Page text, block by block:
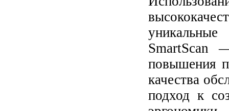
SmartScan
повышения
качества
подход к